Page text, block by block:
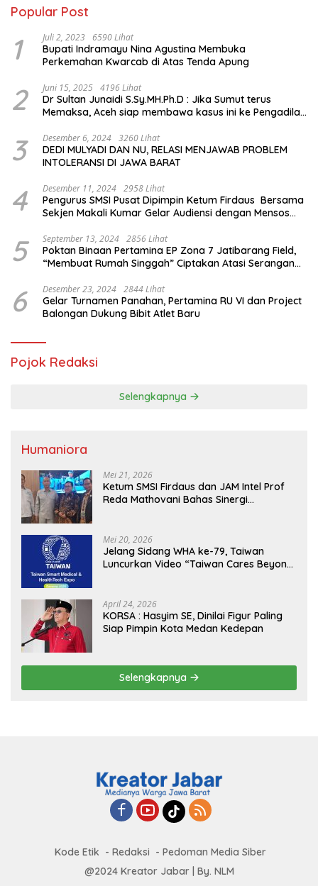
Popular Post
1 Juli 2, 2023 6590 Lihat
Bupati Indramayu Nina Agustina Membuka
Perkemahan Kwarcab di Atas Tenda Apung
2 Juni 15, 2025 4196 Lihat
Dr Sultan Junaidi S.Sy.MH.Ph.D : Jika Sumut terus
Memaksa, Aceh siap membawa kasus ini ke Pengadilan
3 Desember 6, 2024 3260 Lihat
DEDI MULYADI DAN NU, RELASI MENJAWAB PROBLEM
INTOLERANSI DI JAWA BARAT
4 Desember 11, 2024 2958 Lihat
Pengurus SMSI Pusat Dipimpin Ketum Firdaus Bersama
Sekjen Makali Kumar Gelar Audiensi dengan Mensos
5 September 13, 2024 2856 Lihat
Poktan Binaan Pertamina EP Zona 7 Jatibarang Field,
“Membuat Rumah Singgah” Ciptakan Atasi Serangan
6 Desember 23, 2024 2844 Lihat
Gelar Turnamen Panahan, Pertamina RU VI dan Project
Balongan Dukung Bibit Atlet Baru
Pojok Redaksi
Selengkapnya
Humaniora
Mei 21, 2026
Ketum SMSI Firdaus dan JAM Intel Prof
Reda Mathovani Bahas Sinergi
MBG, Perkuat Pengawasan Program
Pemerintah
Mei 20, 2026
Jelang Sidang WHA ke-79, Taiwan
Luncurkan Video “Taiwan Cares Beyond
April 24, 2026
KORSA : Hasyim SE, Dinilai Figur Paling
Siap Pimpin Kota Medan Kedepan
Selengkapnya
Kode Etik Redaksi
Pedoman Media Siber
@2024 Kreator Jabar | By. NLM